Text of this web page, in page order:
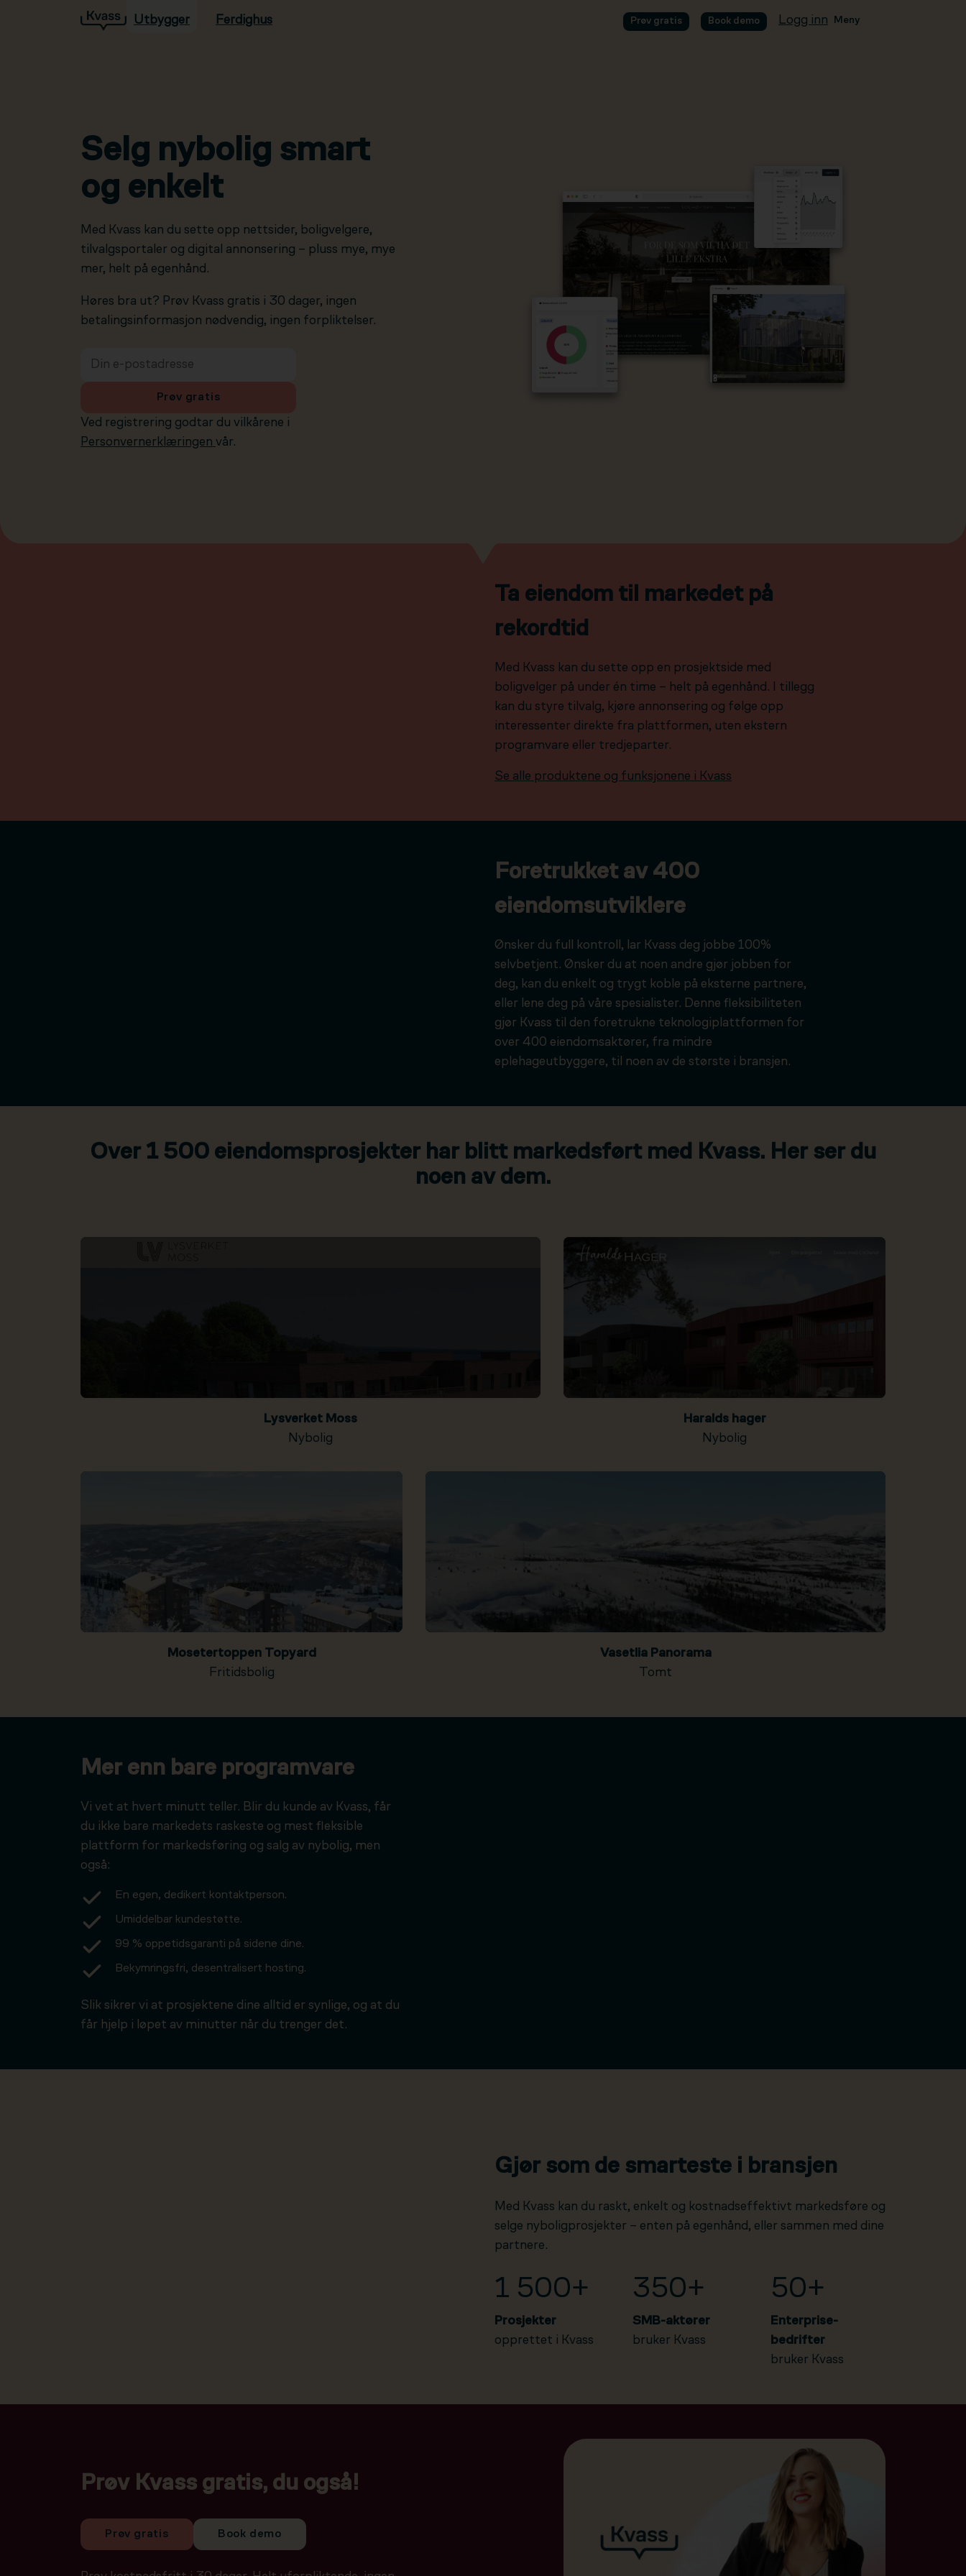
Hopp til hovedinnholdUtbygger Ferdighus Prøv gratis Book demo Logg inn Meny
Selg nybolig smart
og enkelt
Med Kvass kan du sette opp nettsider, boligvelgere,
tilvalgsportaler og digital annonsering – pluss mye, mye
mer, helt på egenhånd.
Høres bra ut? Prøv Kvass gratis i 30 dager, ingen
betalingsinformasjon nødvendig, ingen forpliktelser.
Ved registrering godtar du vilkårene i
Personvernerklæringen vår.
Prøv gratis
Ta eiendom til markedet på
rekordtid
Med Kvass kan du sette opp en prosjektside med
boligvelger på under én time – helt på egenhånd. I tillegg
kan du styre tilvalg, kjøre annonsering og følge opp
interessenter direkte fra plattformen, uten ekstern
programvare eller tredjeparter.
Se alle produktene og funksjonene i Kvass
Foretrukket av 400
eiendomsutviklere
Ønsker du full kontroll, lar Kvass deg jobbe 100%
selvbetjent. Ønsker du at noen andre gjør jobben for
deg, kan du enkelt og trygt koble på eksterne partnere,
eller lene deg på våre spesialister. Denne fleksibiliteten
gjør Kvass til den foretrukne teknologiplattformen for
over 400 eiendomsaktører, fra mindre
eplehageutbyggere, til noen av de største i bransjen.
Over 1 500 eiendomsprosjekter har blitt markedsført med Kvass. Her ser du
noen av dem.
Lysverket Moss
Nybolig
Haralds hager
Nybolig
Mosetertoppen Topyard
Fritidsbolig
Vasetlia Panorama
Tomt
Mer enn bare programvare
Vi vet at hvert minutt teller. Blir du kunde av Kvass, får
du ikke bare markedets raskeste og mest fleksible
plattform for markedsføring og salg av nybolig, men
også:
En egen, dedikert kontaktperson.
Umiddelbar kundestøtte.
99 % oppetidsgaranti på sidene dine.
Bekymringsfri, desentralisert hosting.
Slik sikrer vi at prosjektene dine alltid er synlige, og at du
får hjelp i løpet av minutter når du trenger det.
Gjør som de smarteste i bransjen
Med Kvass kan du raskt, enkelt og kostnadseffektivt markedsføre og
selge nyboligprosjekter – enten på egenhånd, eller sammen med dine
partnere.
1 500+
Prosjekter
opprettet i Kvass
350+
SMB-aktører
bruker Kvass
50+
Enterprise-
bedrifter
bruker Kvass
Prøv Kvass gratis, du også!
Prøv gratis Book demo